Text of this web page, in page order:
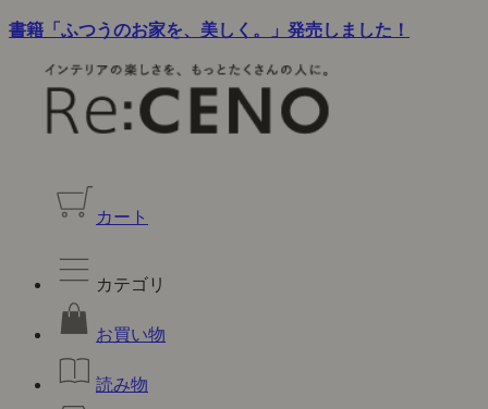
書籍「ふつうのお家を、美しく。」発売しました！
カート
カテゴリ
お買い物
読み物